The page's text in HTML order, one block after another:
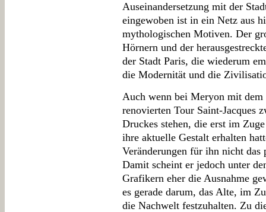
Auseinandersetzung mit der
eingewoben ist in ein Netz aus
mythologischen Motiven. Der
Hörnern und der
der Stadt Paris, die wiederum
die Modernität und die
Auch wenn bei Meryon mit dem
renovierten Tour Saint-Jacques
Druckes stehen, die erst im
ihre aktuelle Gestalt erhalten
Veränderungen für ihn nicht
Damit scheint er jedoch unter
Grafikern eher die Ausnahme
es gerade darum, das Alte, im
die Nachwelt festzuhalten. Zu